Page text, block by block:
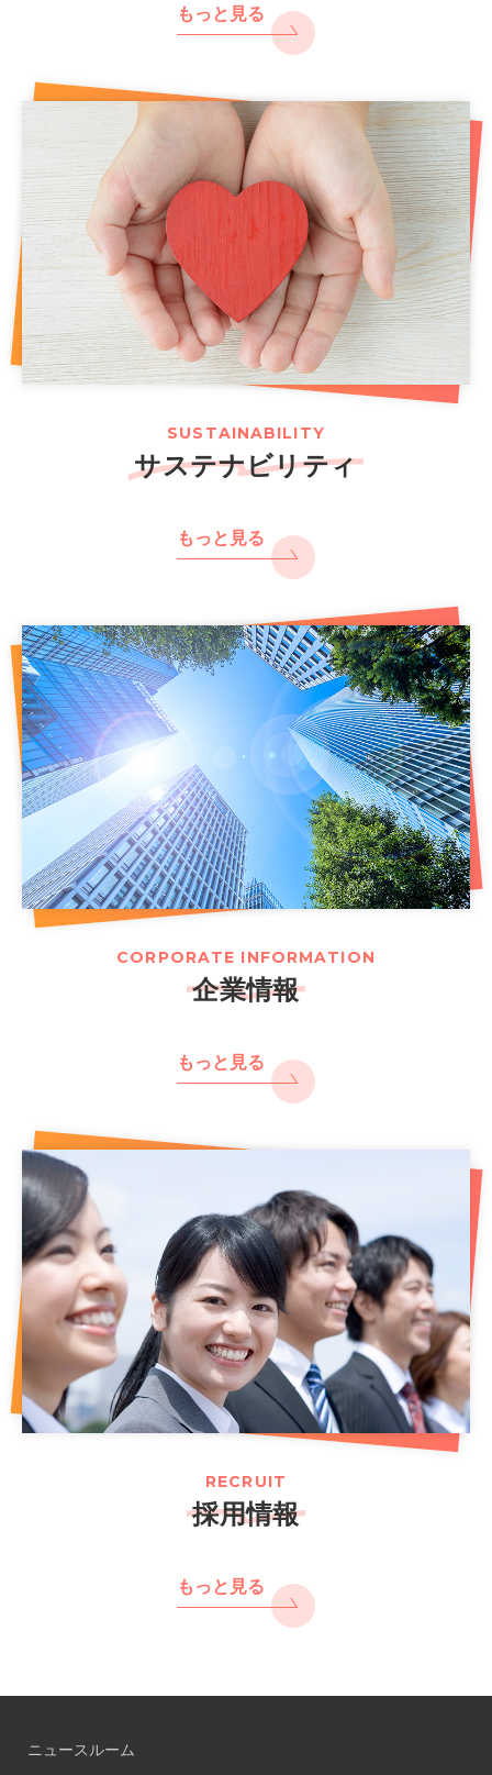
もっと見る
SUSTAINABILITY
サステナビリティ
もっと見る
CORPORATE INFORMATION
企業情報
もっと見る
RECRUIT
採用情報
もっと見る
ニュースルーム